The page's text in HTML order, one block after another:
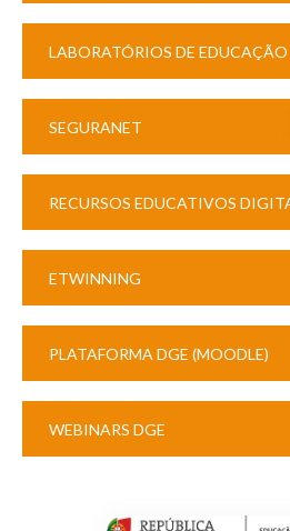
LABORATÓRIOS DE
SEGURANET
RECURSOS EDUCATIVOS
ETWINNING
PLATAFORMA DGE (MOODLE)
WEBINARS DGE